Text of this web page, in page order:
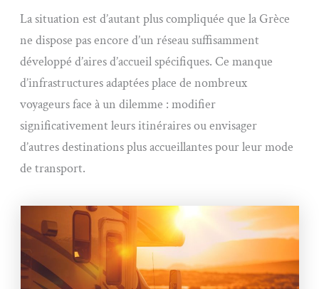
La situation est d’autant plus compliquée que la Grèce
ne dispose pas encore d’un réseau suffisamment
développé d’aires d’accueil spécifiques. Ce manque
d’infrastructures adaptées place de nombreux
voyageurs face à un dilemme : modifier
significativement leurs itinéraires ou envisager
d’autres destinations plus accueillantes pour leur mode
de transport.